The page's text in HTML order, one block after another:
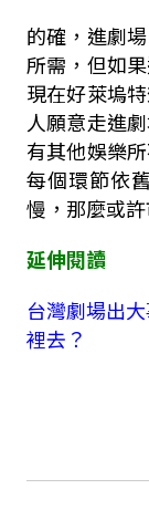
的確，進劇
所需，但如
現在好萊塢
人願意走進
有其他娛樂
每個環節依
慢，那麼或
延伸閱讀
台灣劇場出
裡去？